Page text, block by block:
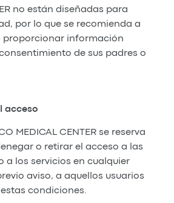
no están diseñadas para
por lo que se recomienda a
proporcionar información
de sus padres o
acceso
MEDICAL CENTER se reserva
o retirar el acceso a las
a los servicios en cualquier
aviso, a aquellos usuarios
condiciones.